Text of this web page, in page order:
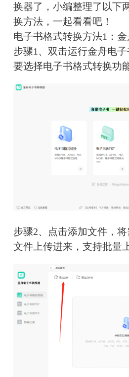
换器了，小编整理了以下
换方法，一起看看吧！
电子书格式转换方法1：
步骤1、双击运行金舟电
要选择电子书格式转换功
步骤2、点击添加文件，
文件上传进来，支持批量